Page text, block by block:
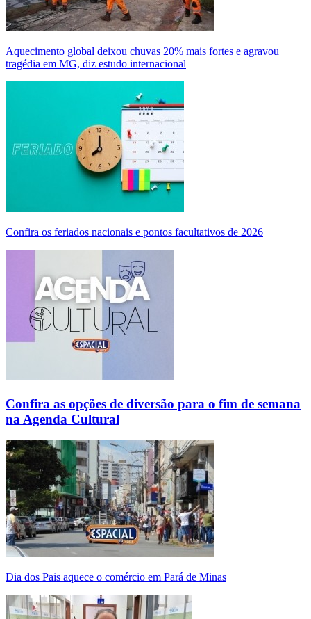
Aquecimento global deixou chuvas 20% mais fortes e agravou
tragédia em MG, diz estudo internacional
Confira os feriados nacionais e pontos facultativos de 2026
Confira as opções de diversão para o fim de semana
na Agenda Cultural
Dia dos Pais aquece o comércio em Pará de Minas